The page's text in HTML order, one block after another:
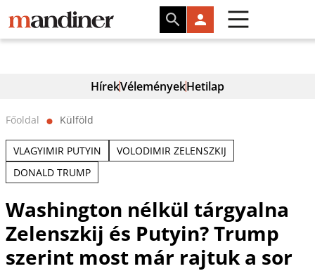
HírekVéleményekHetilap
Főoldal ⬤ Külföld
VLAGYIMIR PUTYIN
VOLODIMIR ZELENSZKIJ
DONALD TRUMP
Washington nélkül tárgyalna
Zelenszkij és Putyin? Trump
szerint most már rajtuk a sor